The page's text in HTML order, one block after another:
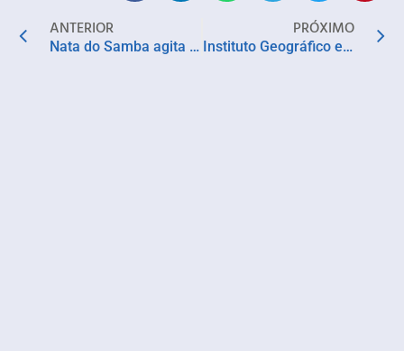
ANTERIOR
Nata do Samba agita a Mali Pé na Areia neste sábado
PRÓXIMO
Instituto Geográfico e Histórico da Bahia abre inscrições para o curso “História da Bahia”